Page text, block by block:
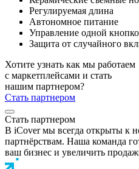
Регулируемая длина
Автономное питание
Управление одной
Защита от случайного
Хотите узнать как мы работаем
с маркетплейсами и стать
нашим партнером?
Стать партнером
Стать партнером
В iCover мы всегда открыты к
партнёрствам. Наша команда
ваш бизнес и увеличить